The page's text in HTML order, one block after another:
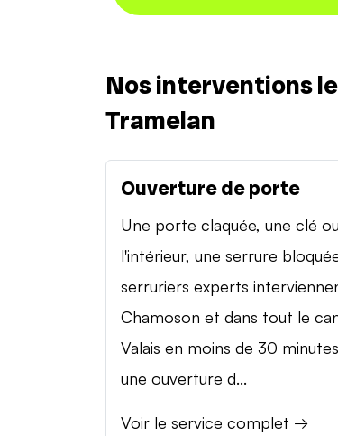
Nos interventions
Tramelan
Ouverture de porte
Une porte claquée, une clé
l'intérieur, une serrure
serruriers experts
Chamoson et dans tout le
Valais en moins de 30
une ouverture d...
Voir le service complet →